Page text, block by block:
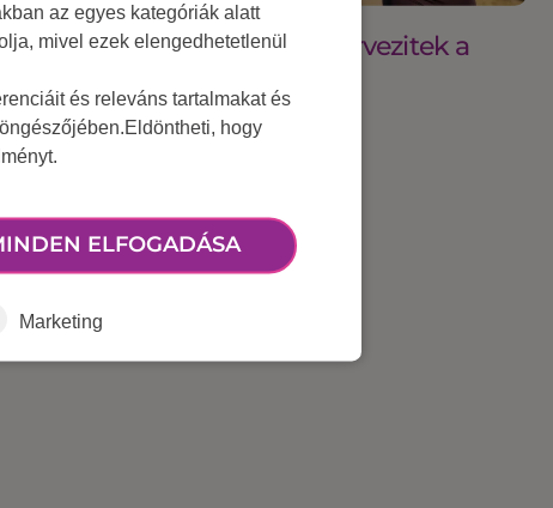
2025 május 29.
Ti mennyire tudatosan szervezitek a
az egyes kategóriák alatt
mivel ezek elengedhetetlenül
és releváns tartalmakat és
hogy
ELFOGADÁSA
Marketing